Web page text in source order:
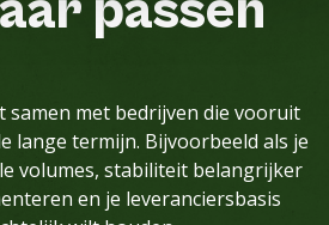
samen met bedrijven die vooruit
lange termijn. Bijvoorbeeld als je
volumes, stabiliteit belangrijker
en je leveranciersbasis